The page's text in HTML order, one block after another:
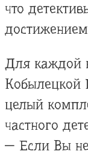
что
Для каждой
Кобылецкой
целый
частного
— Если Вы